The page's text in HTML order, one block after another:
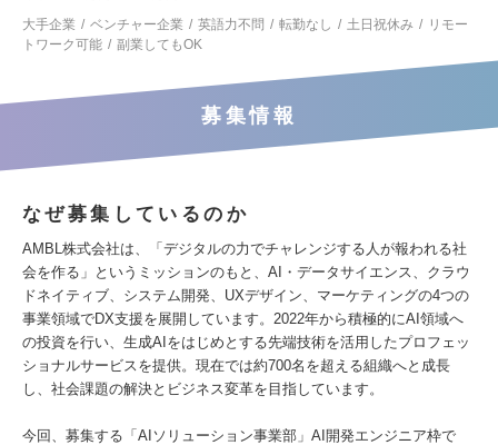
大手企業
ベンチャー企業 英語力不問 転勤なし 土日祝休み
リモー
トワーク可能
副業してもOK
募集情報
なぜ募集しているのか
AMBL株式会社は、「デジタルの力でチャレンジする人が報われる社
会を作る」というミッションのもと、AI・データサイエンス、クラウ
ドネイティブ、システム開発、UXデザイン、マーケティングの4つの
事業領域でDX支援を展開しています。2022年から積極的にAI領域へ
の投資を行い、生成AIをはじめとする先端技術を活用したプロフェッ
ショナルサービスを提供。現在では約700名を超える組織へと成長
し、社会課題の解決とビジネス変革を目指しています。
今回、募集する「AIソリューション事業部」AI開発エンジニア枠で